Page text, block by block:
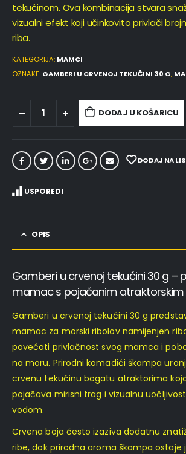
tekućinom. Ova kombinacija stvara
vizualni efekt koji učinkovito privlači
riba.
KATEGORIJA: MAMCI
OZNAKE: GAMBERI U CRVENOJ TEKUĆINI 30 G,
DODAJ U KOŠARICU
DODAJ NA
USPOREDI
OPIS
Gamberi u crvenoj tekućini 30 g –
mamac s pojačanim atraktorskim
Gamberi u crvenoj tekućini 30 g
mamac za morski ribolov namijenjen
povećati privlačnost svog mamca i
na moru. Prirodni komadići škampa
crvenu tekućinu bogatu atraktorima
pojačava mirisni trag i vizualnu
vodom.
Crvena boja često izaziva dodatnu
ribe, dok prirodna aroma škampa ostaje